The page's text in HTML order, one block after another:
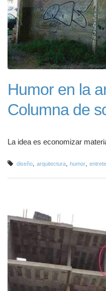
Humor en la
Columna de
La idea es economizar
diseño arquitectura humor